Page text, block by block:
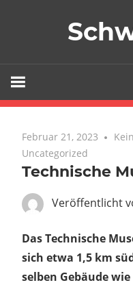
Februar 21, 2023
Uncategorized
Technische
Veröffentlicht
Das Technische
sich etwa 1,5 km
selben Gebäude